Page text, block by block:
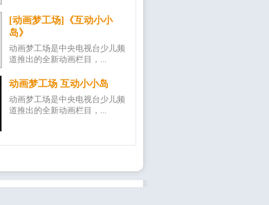
[动画梦工场]《互动小小
岛》
动画梦工场是中央电视台少儿频
道推出的全新动画栏目，...
动画梦工场 互动小小岛
动画梦工场是中央电视台少儿频
道推出的全新动画栏目，...